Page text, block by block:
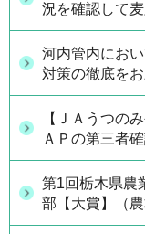
況を確認して麦
河内管内にお
対策の徹底を
【ＪＡうつの
ＡＰの第三者
第1回栃木県農
部【大賞】（